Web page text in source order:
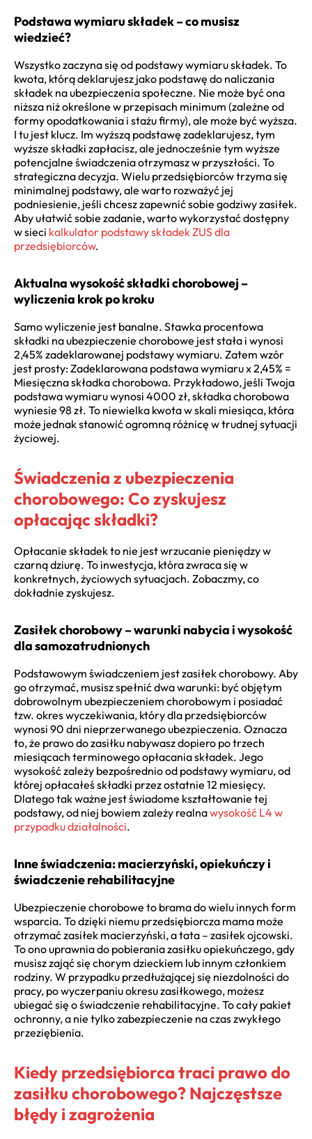
Podstawa wymiaru składek – co musisz
wiedzieć?
Wszystko zaczyna się od podstawy wymiaru składek. To
kwota, którą deklarujesz jako podstawę do naliczania
składek na ubezpieczenia społeczne. Nie może być ona
niższa niż określone w przepisach minimum (zależne od
formy opodatkowania i stażu firmy), ale może być wyższa.
I tu jest klucz. Im wyższą podstawę zadeklarujesz, tym
wyższe składki zapłacisz, ale jednocześnie tym wyższe
potencjalne świadczenia otrzymasz w przyszłości. To
strategiczna decyzja. Wielu przedsiębiorców trzyma się
minimalnej podstawy, ale warto rozważyć jej
podniesienie, jeśli chcesz zapewnić sobie godziwy zasiłek.
Aby ułatwić sobie zadanie, warto wykorzystać dostępny
w sieci kalkulator podstawy składek ZUS dla
przedsiębiorców.
Aktualna wysokość składki chorobowej –
wyliczenia krok po kroku
Samo wyliczenie jest banalne. Stawka procentowa
składki na ubezpieczenie chorobowe jest stała i wynosi
2,45% zadeklarowanej podstawy wymiaru. Zatem wzór
jest prosty: Zadeklarowana podstawa wymiaru x 2,45% =
Miesięczna składka chorobowa. Przykładowo, jeśli Twoja
podstawa wymiaru wynosi 4000 zł, składka chorobowa
wyniesie 98 zł. To niewielka kwota w skali miesiąca, która
może jednak stanowić ogromną różnicę w trudnej sytuacji
życiowej.
Świadczenia z ubezpieczenia
chorobowego: Co zyskujesz
opłacając składki?
Opłacanie składek to nie jest wrzucanie pieniędzy w
czarną dziurę. To inwestycja, która zwraca się w
konkretnych, życiowych sytuacjach. Zobaczmy, co
dokładnie zyskujesz.
Zasiłek chorobowy – warunki nabycia i wysokość
dla samozatrudnionych
Podstawowym świadczeniem jest zasiłek chorobowy. Aby
go otrzymać, musisz spełnić dwa warunki: być objętym
dobrowolnym ubezpieczeniem chorobowym i posiadać
tzw. okres wyczekiwania, który dla przedsiębiorców
wynosi 90 dni nieprzerwanego ubezpieczenia. Oznacza
to, że prawo do zasiłku nabywasz dopiero po trzech
miesiącach terminowego opłacania składek. Jego
wysokość zależy bezpośrednio od podstawy wymiaru, od
której opłacałeś składki przez ostatnie 12 miesięcy.
Dlatego tak ważne jest świadome kształtowanie tej
podstawy, od niej bowiem zależy realnawysokość L4 w
przypadku działalności.
Inne świadczenia: macierzyński, opiekuńczy i
świadczenie rehabilitacyjne
Ubezpieczenie chorobowe to brama do wielu innych form
wsparcia. To dzięki niemu przedsiębiorcza mama może
otrzymać zasiłek macierzyński, a tata – zasiłek ojcowski.
To ono uprawnia do pobierania zasiłku opiekuńczego, gdy
musisz zająć się chorym dzieckiem lub innym członkiem
rodziny. W przypadku przedłużającej się niezdolności do
pracy, po wyczerpaniu okresu zasiłkowego, możesz
ubiegać się o świadczenie rehabilitacyjne. To cały pakiet
ochronny, a nie tylko zabezpieczenie na czas zwykłego
przeziębienia.
Kiedy przedsiębiorca traci prawo do
zasiłku chorobowego? Najczęstsze
błędy i zagrożenia